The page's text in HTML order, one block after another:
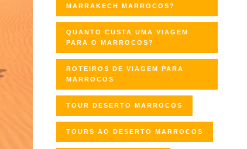
MARRAKECH MARROCOS?
QUANTO CUSTA UMA VIAGEM
PARA O MARROCOS?
ROTEIROS DE VIAGEM PARA
MARROCOS
TOUR DESERTO MARROCOS
TOURS AO DESERTO MARROCOS